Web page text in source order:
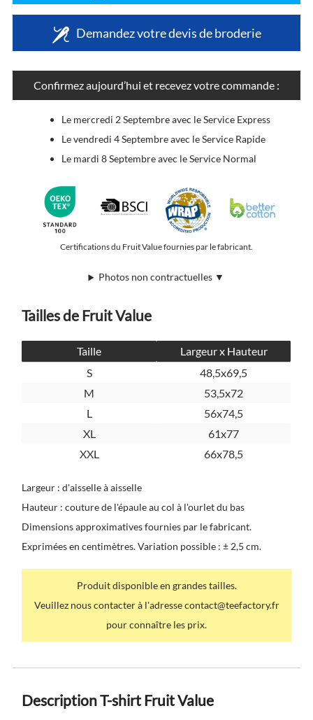
Demandez votre devis de broderie
Confirmez aujourd’hui et recevez votre commande :
Le mercredi 2 Septembre avec le Service Express
Le vendredi 4 Septembre avec le Service Rapide
Le mardi 8 Septembre avec le Service Normal
Certifications du Fruit Value fournies par le fabricant.
Photos non contractuelles ▼
Tailles de Fruit Value
Taille
Largeur x Hauteur
S
48,5x69,5
M
53,5x72
L
56x74,5
XL
61x77
XXL
66x78,5
Largeur : d'aisselle à aisselle
Hauteur : couture de l'épaule au col à l'ourlet du bas
Dimensions approximatives fournies par le fabricant.
Exprimées en centimètres. Variation possible : ± 2,5 cm.
Produit disponible en grandes tailles.
Veuillez nous contacter à l'adresse contact@teefactory.fr
pour connaître les prix.
Description T-shirt Fruit Value